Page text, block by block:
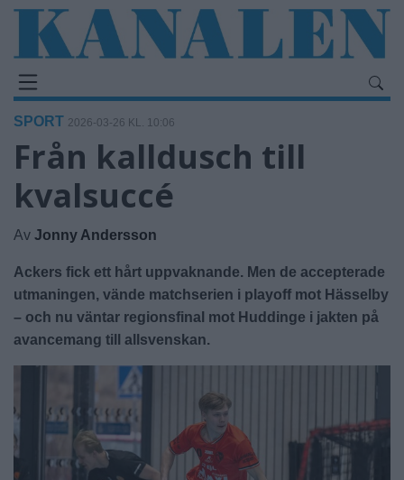
SPORT 2026-03-26 KL. 10:06
Från kalldusch till
kvalsuccé
Av Jonny Andersson
Ackers fick ett hårt uppvaknande. Men de accepterade
utmaningen, vände matchserien i playoff mot Hässelby
– och nu väntar regionsfinal mot Huddinge i jakten på
avancemang till allsvenskan.